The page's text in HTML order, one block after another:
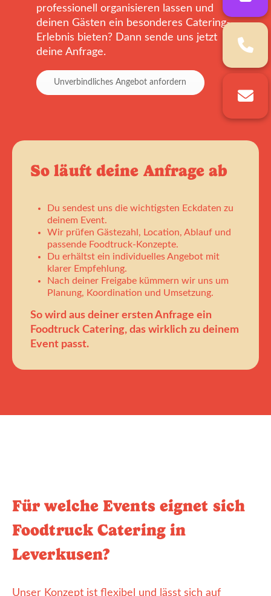
professionell organisieren lassen und
deinen Gästen ein besonderes Catering-
Erlebnis bieten? Dann sende uns jetzt
deine Anfrage.
Unverbindliches Angebot anfordern
So läuft deine Anfrage ab
Du sendest uns die wichtigsten Eckdaten zu
deinem Event.
Wir prüfen Gästezahl, Location, Ablauf und
passende Foodtruck-Konzepte.
Du erhältst ein individuelles Angebot mit
klarer Empfehlung.
Nach deiner Freigabe kümmern wir uns um
Planung, Koordination und Umsetzung.
So wird aus deiner ersten Anfrage ein
Foodtruck Catering, das wirklich zu deinem
Event passt.
Für welche Events eignet sich
Foodtruck Catering in
Leverkusen?
Unser Konzept ist flexibel und lässt sich auf